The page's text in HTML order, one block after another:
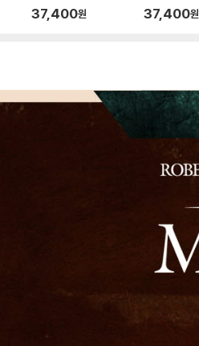
블루레이
37,400원
블루레이
37,400원